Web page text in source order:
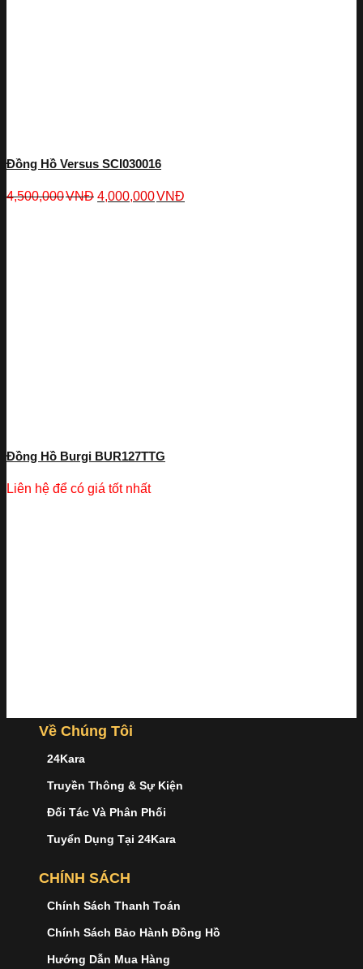
Đồng Hồ Versus SCI030016
4,500,000VNĐ 4,000,000VNĐ
Đồng Hồ Burgi BUR127TTG
Liên hệ để có giá tốt nhất
Về Chúng Tôi
24Kara
Truyền Thông & Sự Kiện
Đối Tác Và Phân Phối
Tuyển Dụng Tại 24Kara
CHÍNH SÁCH
Chính Sách Thanh Toán
Chính Sách Bảo Hành Đồng Hồ
Hướng Dẫn Mua Hàng